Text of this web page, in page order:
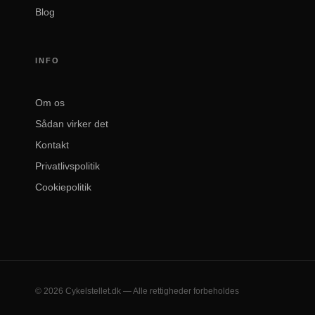
Blog
INFO
Om os
Sådan virker det
Kontakt
Privatlivspolitik
Cookiepolitik
© 2026 Cykelstellet.dk — Alle rettigheder forbeholdes